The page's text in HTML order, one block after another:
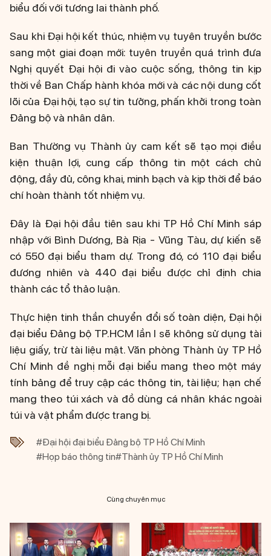
biểu đối với tương lai thành phố.
Sau khi Đại hội kết thúc, nhiệm vụ tuyên truyền bước
sang một giai đoạn mới: tuyên truyền quá trình đưa
Nghị quyết Đại hội đi vào cuộc sống, thông tin kịp
thời về Ban Chấp hành khóa mới và các nội dung cốt
lõi của Đại hội, tạo sự tin tưởng, phấn khởi trong toàn
Đảng bộ và nhân dân.
Ban Thường vụ Thành ủy cam kết sẽ tạo mọi điều
kiện thuận lợi, cung cấp thông tin một cách chủ
động, đầy đủ, công khai, minh bạch và kịp thời để báo
chí hoàn thành tốt nhiệm vụ.
Đây là Đại hội đầu tiên sau khi TP Hồ Chí Minh sáp
nhập với Bình Dương, Bà Rịa - Vũng Tàu, dự kiến sẽ
có 550 đại biểu tham dự. Trong đó, có 110 đại biểu
đương nhiên và 440 đại biểu được chỉ định chia
thành các tổ thảo luận.
Thực hiện tinh thần chuyển đổi số toàn diện, Đại hội
đại biểu Đảng bộ TP.HCM lần I sẽ không sử dụng tài
liệu giấy, trừ tài liệu mật. Văn phòng Thành ủy TP Hồ
Chí Minh đề nghị mỗi đại biểu mang theo một máy
tính bảng để truy cập các thông tin, tài liệu; hạn chế
mang theo túi xách và đồ dùng cá nhân khác ngoài
túi và vật phẩm được trang bị.
#Đại hội đại biểu Đảng bộ TP Hồ Chí Minh
#Họp báo thông tin#Thành ủy TP Hồ Chí Minh
Cùng chuyên mục